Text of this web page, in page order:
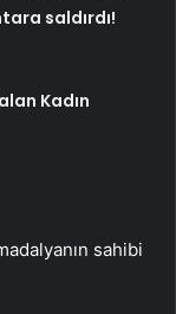
saldırdı!
Kadın
sahibi